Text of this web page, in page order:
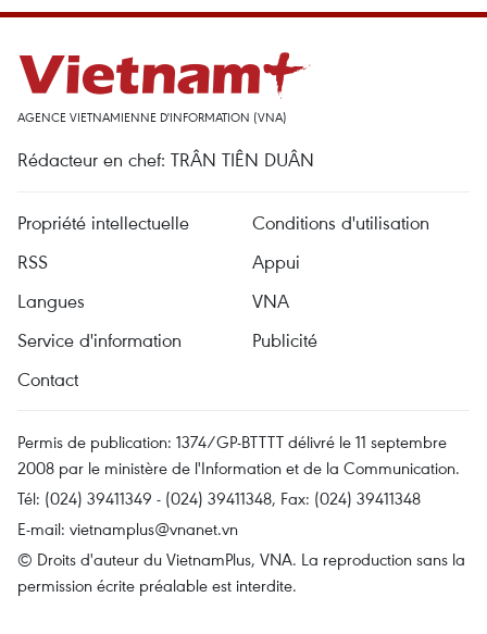
AGENCE VIETNAMIENNE D'INFORMATION (VNA)
Rédacteur en chef: TRÂN TIÊN DUÂN
Propriété intellectuelle
Conditions d'utilisation
RSS
Appui
Langues
VNA
Service d'information
Publicité
Contact
Permis de publication: 1374/GP-BTTTT délivré le 11 septembre
2008 par le ministère de l'Information et de la Communication.
Tél: (024) 39411349 - (024) 39411348, Fax: (024) 39411348
E-mail: vietnamplus@vnanet.vn
© Droits d'auteur du VietnamPlus, VNA. La reproduction sans la
permission écrite préalable est interdite.